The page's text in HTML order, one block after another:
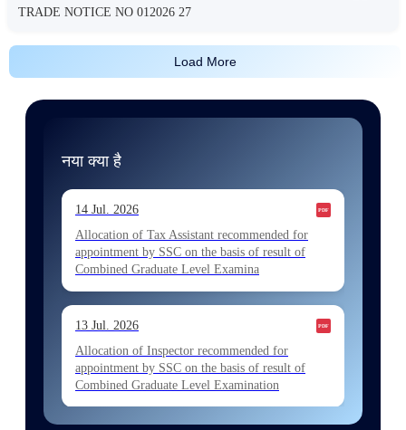
TRADE NOTICE NO 012026 27
Load More
नया क्या है
14 Jul. 2026
Allocation of Tax Assistant recommended for
appointment by SSC on the basis of result of
Combined Graduate Level Examina
13 Jul. 2026
Allocation of Inspector recommended for
appointment by SSC on the basis of result of
Combined Graduate Level Examination